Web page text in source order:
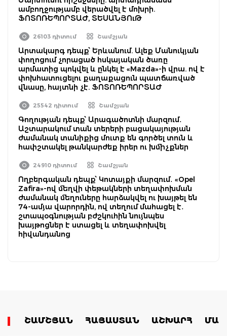
ամբողջությամբ վերածվել է մոխրի.
ՖՈՏՈՌԵՊՈՐՏԱԺ, ՏԵՍԱՆՅՈւԹ
26103 դիտում Շամշյան
Արտակարգ դեպք՝ Երևանում. Ալեք Մանուկյան
փողոցում չորացած հսկայական ծառը
արմատից պոկվել և ընկել է «Mazda»-ի վրա. ով է
փոխհատուցելու քաղաքացուն պատճառված
վնասը, հայտնի չէ. ՖՈՏՈՌԵՊՈՐՏԱԺ
25542 դիտում Շամշյան
Գողության դեպք՝ Արագածոտնի մարզում․
Աշտարակում տան տերերի բացակայության
ժամանակ տանիքից մուտք են գործել տուն և
հափշտակել թանկարժեք իրեր ու խմիչքներ
24910 դիտում Շամշյան
Ողբերգական դեպք՝ Կոտայքի մարզում․ «Opel
Zafira»-ով մեղվի փեթակների տեղափոխման
ժամանակ մեղուները հարձակվել ու խայթել են
74-ամյա վարորդին, ով տեղում մահացել է․
շտապօգնության բժշկուհին նույնպես
խայթոցներ է ստացել և տեղափոխվել
հիվանդանոց
ՇԱՄՇՅԱՆ ՀԱՅԱՍՏԱՆ ԱՇԽԱՐՀ